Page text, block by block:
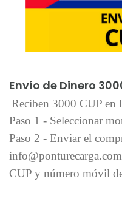
Envío de Dinero
Reciben 3000 CUP en
Paso 1 - Seleccionar
Paso 2 - Enviar el
CUP y número móvil